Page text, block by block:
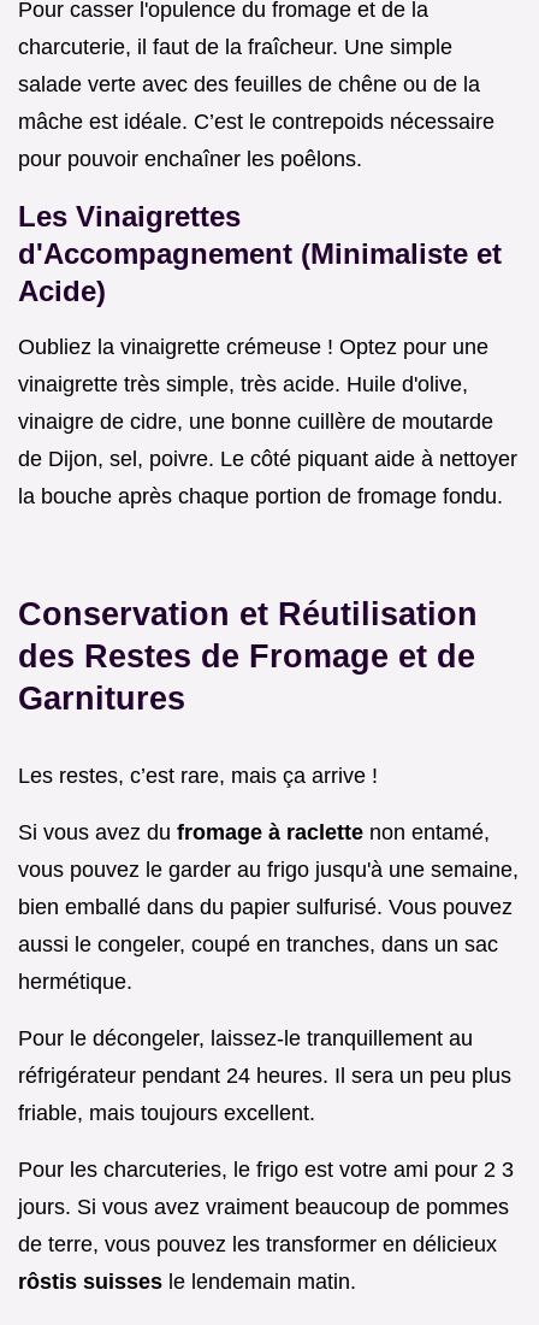
Pour casser l'opulence du fromage et de la
charcuterie, il faut de la fraîcheur. Une simple
salade verte avec des feuilles de chêne ou de la
mâche est idéale. C’est le contrepoids nécessaire
pour pouvoir enchaîner les poêlons.
Les Vinaigrettes
d'Accompagnement (Minimaliste et
Acide)
Oubliez la vinaigrette crémeuse ! Optez pour une
vinaigrette très simple, très acide. Huile d'olive,
vinaigre de cidre, une bonne cuillère de moutarde
de Dijon, sel, poivre. Le côté piquant aide à nettoyer
la bouche après chaque portion de fromage fondu.
Conservation et Réutilisation
des Restes de Fromage et de
Garnitures
Les restes, c’est rare, mais ça arrive !
Si vous avez du fromage à raclette non entamé,
vous pouvez le garder au frigo jusqu'à une semaine,
bien emballé dans du papier sulfurisé. Vous pouvez
aussi le congeler, coupé en tranches, dans un sac
hermétique.
Pour le décongeler, laissez-le tranquillement au
réfrigérateur pendant 24 heures. Il sera un peu plus
friable, mais toujours excellent.
Pour les charcuteries, le frigo est votre ami pour 2 3
jours. Si vous avez vraiment beaucoup de pommes
de terre, vous pouvez les transformer en délicieux
rôstis suisses le lendemain matin.